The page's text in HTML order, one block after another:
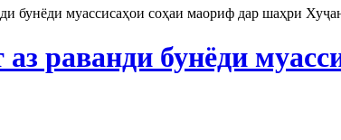
бунёди муассисаҳои соҳаи маориф дар шаҳри
раванди бунёди